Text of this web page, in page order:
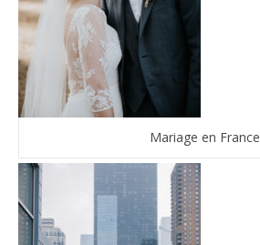
Mariage en France